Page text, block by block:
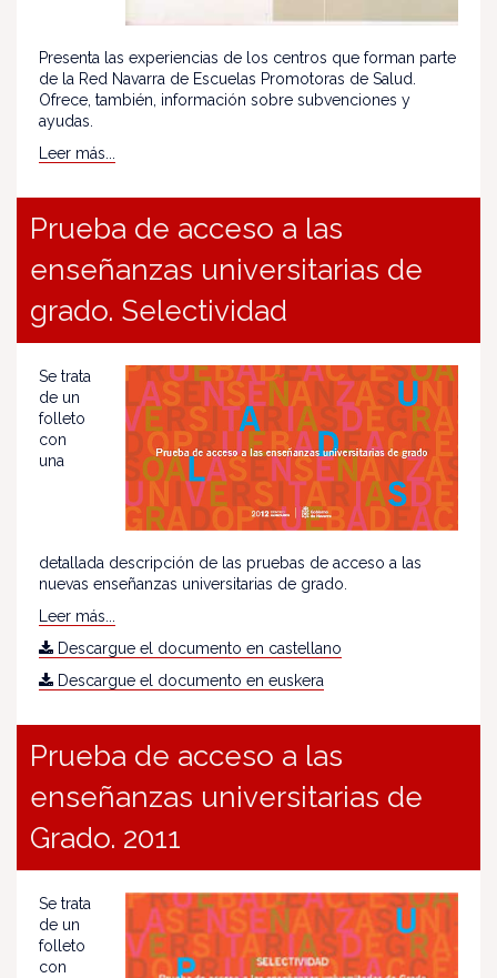
Presenta las experiencias de los centros que forman parte
de la Red Navarra de Escuelas Promotoras de Salud.
Ofrece, también, información sobre subvenciones y
ayudas.
Leer más...
Prueba de acceso a las
enseñanzas universitarias de
grado. Selectividad
Se trata
de un
folleto
con
una
detallada descripción de las pruebas de acceso a las
nuevas enseñanzas universitarias de grado.
Leer más...
Descargue el documento en castellano
Descargue el documento en euskera
Prueba de acceso a las
enseñanzas universitarias de
Grado. 2011
Se trata
de un
folleto
con